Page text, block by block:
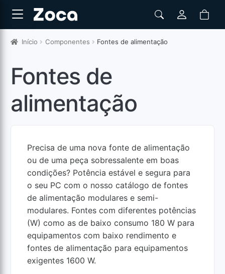
Início Componentes Fontes de alimentação
Fontes de
alimentação
Precisa de uma nova fonte de alimentação
ou de uma peça sobressalente em boas
condições? Potência estável e segura para
o seu PC com o nosso catálogo de fontes
de alimentação modulares e semi-
modulares. Fontes com diferentes potências
(W) como as de baixo consumo 180 W para
equipamentos com baixo rendimento e
fontes de alimentação para equipamentos
exigentes 1600 W.